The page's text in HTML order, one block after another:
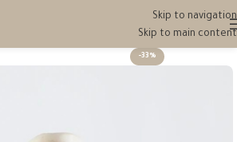
Skip to navigation
Skip to main content
-33%